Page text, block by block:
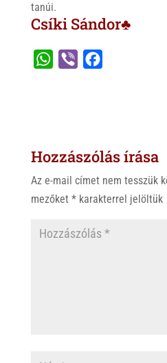
tanúi.
Csíki Sándor♣
A
p
o
k
Hozzászólás írása
Az e-mail címet nem tesszük
mezőket *karakterrel jelöltük